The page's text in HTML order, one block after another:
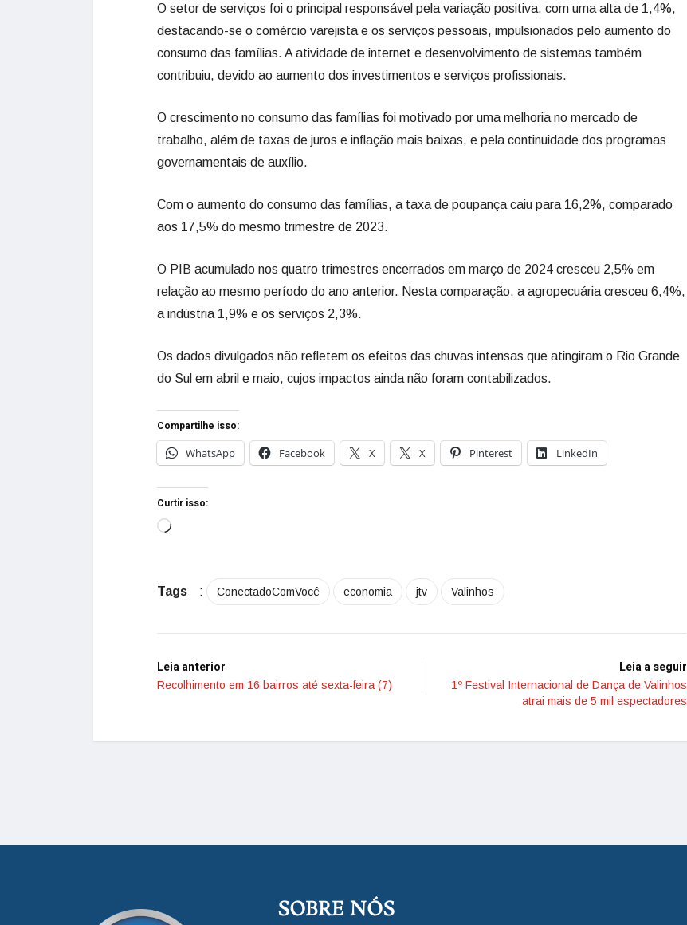
O setor de serviços foi o principal responsável pela variação positiva, com uma alta de 1,4%,
destacando-se o comércio varejista e os serviços pessoais, impulsionados pelo aumento do
consumo das famílias. A atividade de internet e desenvolvimento de sistemas também
contribuiu, devido ao aumento dos investimentos e serviços profissionais.
O crescimento no consumo das famílias foi motivado por uma melhoria no mercado de
trabalho, além de taxas de juros e inflação mais baixas, e pela continuidade dos programas
governamentais de auxílio.
Com o aumento do consumo das famílias, a taxa de poupança caiu para 16,2%, comparado
aos 17,5% do mesmo trimestre de 2023.
O PIB acumulado nos quatro trimestres encerrados em março de 2024 cresceu 2,5% em
relação ao mesmo período do ano anterior. Nesta comparação, a agropecuária cresceu 6,4%,
a indústria 1,9% e os serviços 2,3%.
Os dados divulgados não refletem os efeitos das chuvas intensas que atingiram o Rio Grande
do Sul em abril e maio, cujos impactos ainda não foram contabilizados.
Compartilhe isso:
WhatsApp
Facebook X X Pinterest LinkedIn
Curtir isso:
Tags : ConectadoComVocê economia jtv Valinhos
Leia anterior
Recolhimento em 16 bairros até sexta-feira (7)
Leia a seguir
1º Festival Internacional de Dança de Valinhos
atrai mais de 5 mil espectadores
SOBRE NÓS